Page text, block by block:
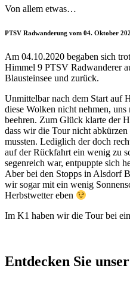
Von allem etwas…
PTSV Radwanderung vom 04. Oktober
Am 04.10.2020 begaben sich
Himmel 9 PTSV Radwanderer
Blausteinsee und zurück.
Unmittelbar nach dem Start auf
diese Wolken nicht nehmen,
beehren. Zum Glück klarte der
dass wir die Tour nicht
mussten. Lediglich der doch
auf der Rückfahrt ein wenig zu
segenreich war, entpuppte sich
Aber bei den Stopps in Alsdorf
wir sogar mit ein wenig
Herbstwetter eben
Im K1 haben wir die Tour bei
Entdecken Sie